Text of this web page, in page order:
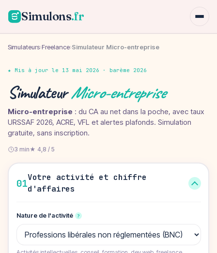
Simulons.fr
Simulateurs›Freelance›Simulateur Micro-entreprise
★ Mis à jour le 13 mai 2026 · barème 2026
SimulateurMicro-entreprise
Micro-entreprise : du CA au net dans la poche, avec taux
URSSAF 2026, ACRE, VFL et alertes plafonds. Simulation
gratuite, sans inscription.
3 min★ 4,8 / 5
01Votre activité et chiffre
d'affaires
Nature de l'activité ?